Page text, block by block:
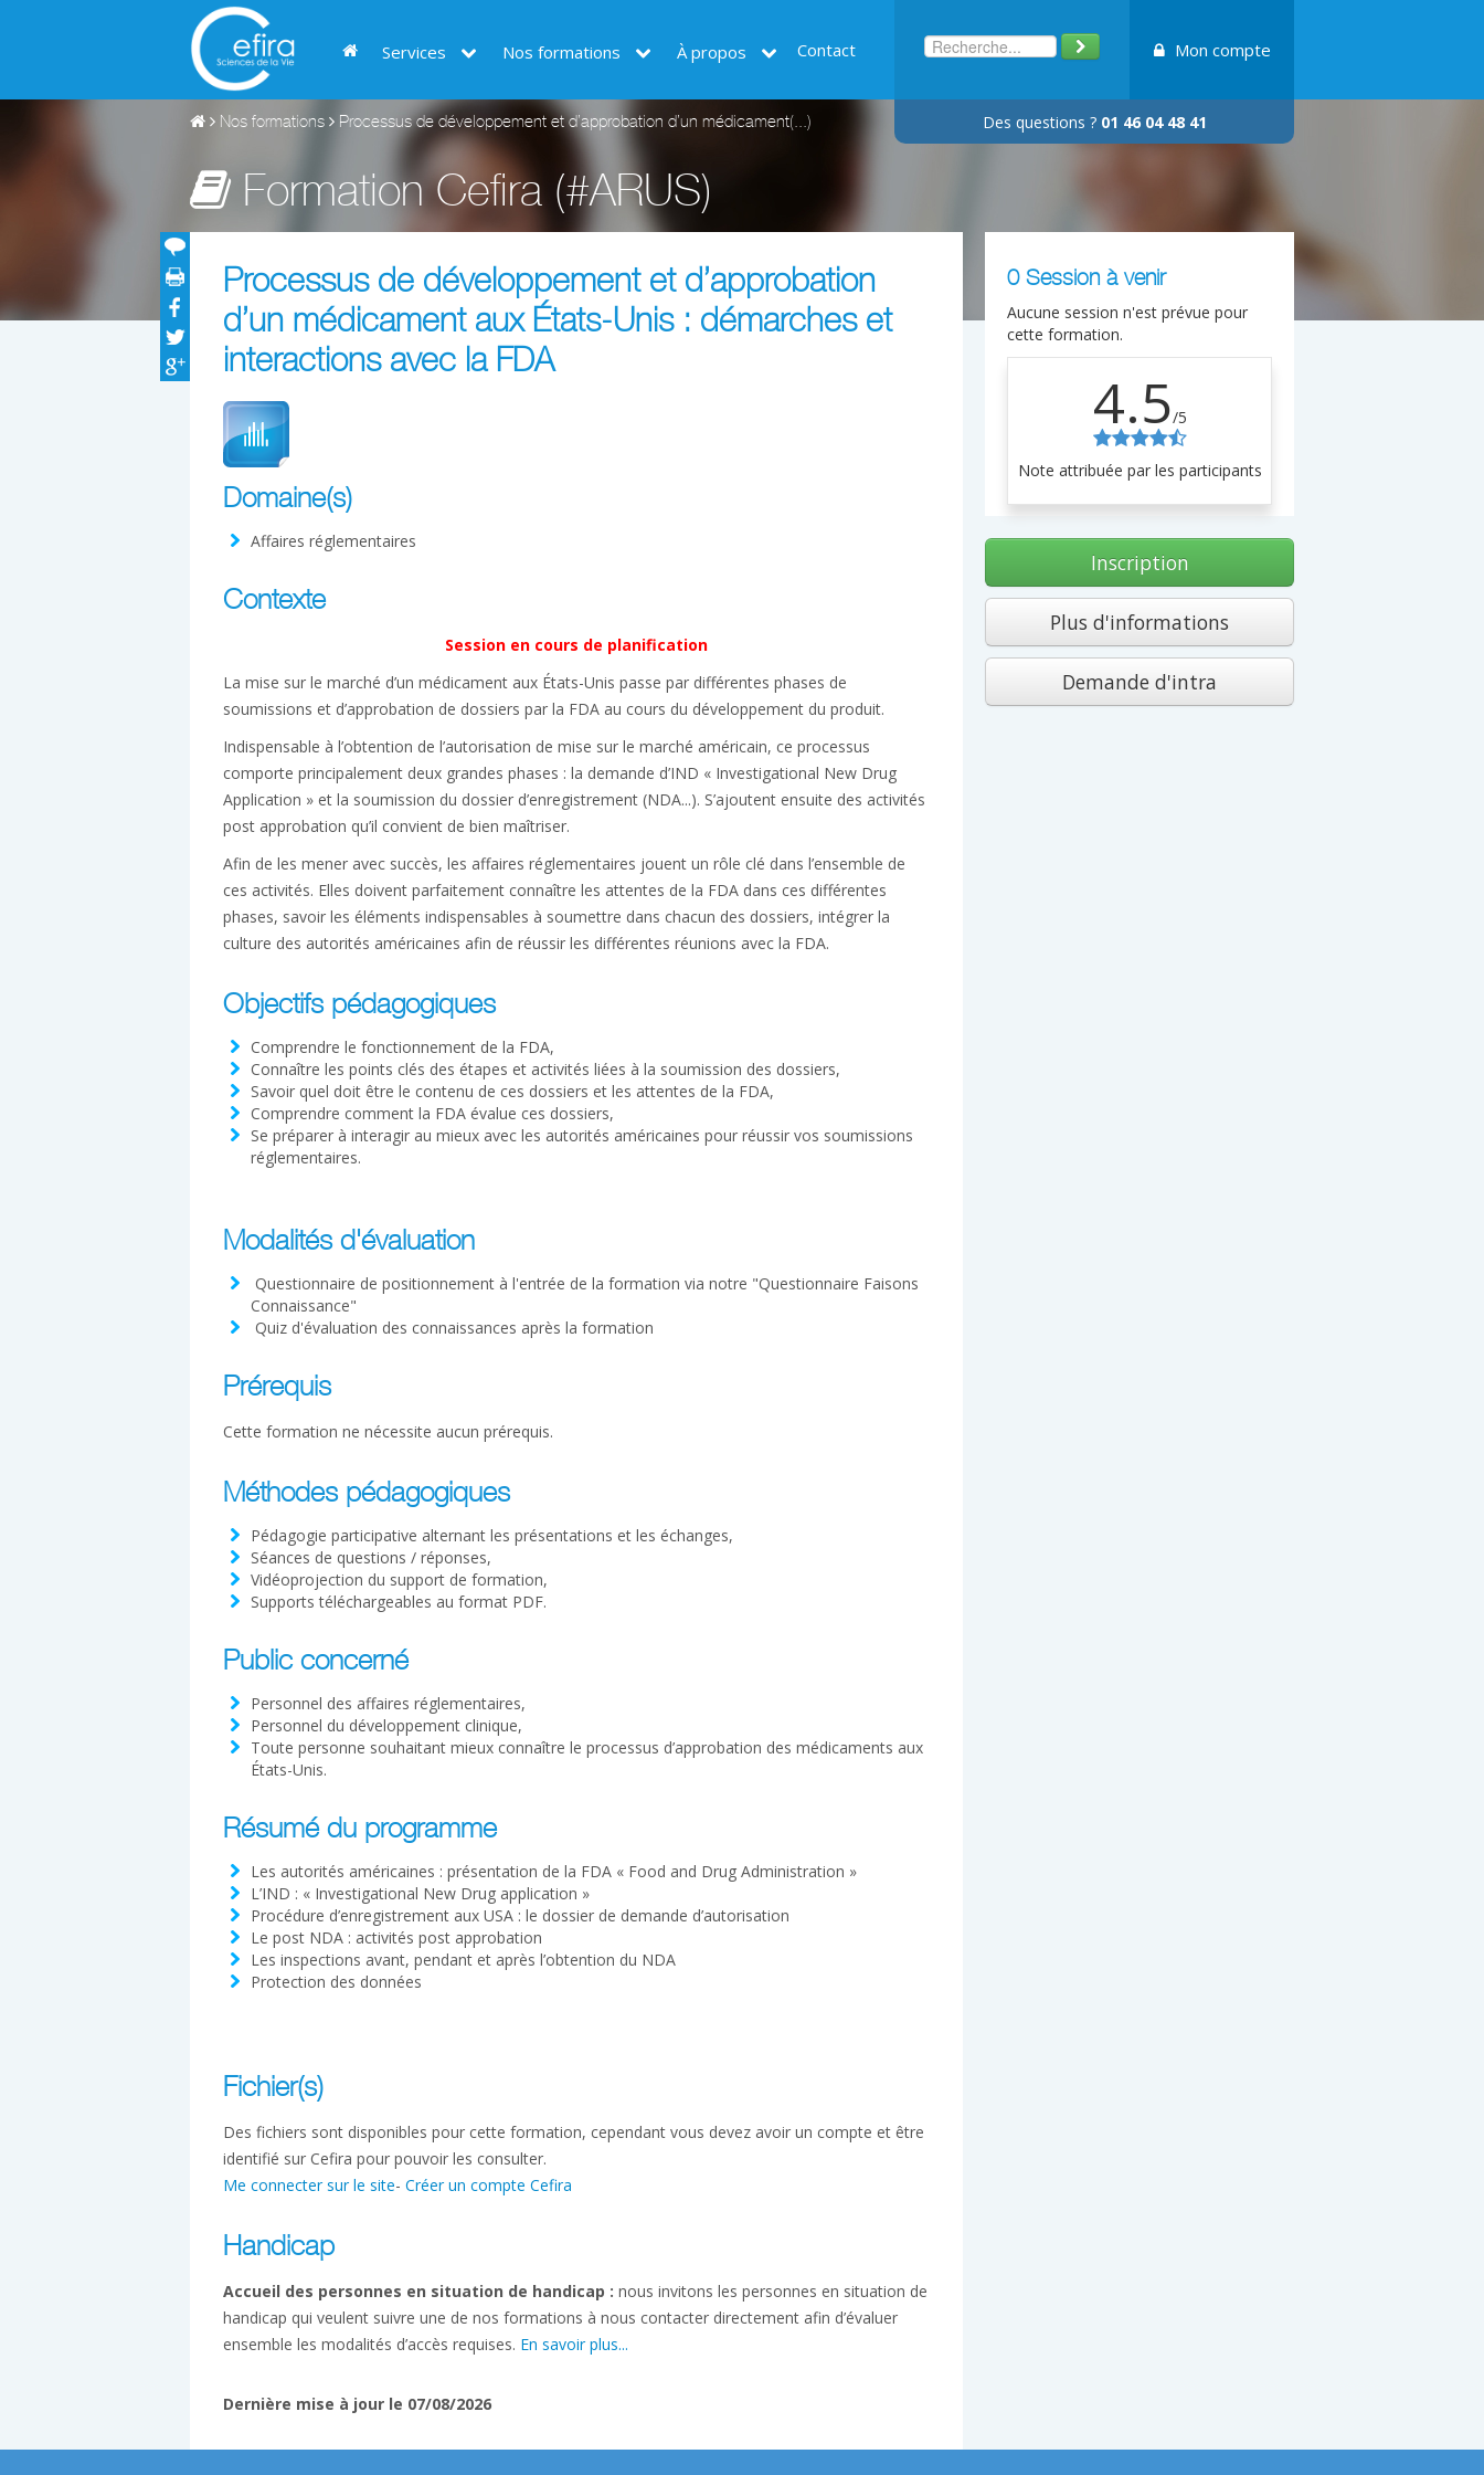
Services Nos formations À propos Contact Mon compte
Des questions ? 01 46 04 48 41
Nos formations Processus de développement et d’approbation d’un médicament(...)
Formation Cefira (#ARUS)
Processus de développement et d’approbation
d’un médicament aux États-Unis : démarches et
interactions avec la FDA
Domaine(s)
Affaires réglementaires
Contexte
Session en cours de planification
La mise sur le marché d’un médicament aux États-Unis passe par différentes phases de
soumissions et d’approbation de dossiers par la FDA au cours du développement du produit.
Indispensable à l’obtention de l’autorisation de mise sur le marché américain, ce processus
comporte principalement deux grandes phases : la demande d’IND « Investigational New Drug
Application » et la soumission du dossier d’enregistrement (NDA...). S’ajoutent ensuite des activités
post approbation qu’il convient de bien maîtriser.
Afin de les mener avec succès, les affaires réglementaires jouent un rôle clé dans l’ensemble de
ces activités. Elles doivent parfaitement connaître les attentes de la FDA dans ces différentes
phases, savoir les éléments indispensables à soumettre dans chacun des dossiers, intégrer la
culture des autorités américaines afin de réussir les différentes réunions avec la FDA.
Objectifs pédagogiques
Comprendre le fonctionnement de la FDA,
Connaître les points clés des étapes et activités liées à la soumission des dossiers,
Savoir quel doit être le contenu de ces dossiers et les attentes de la FDA,
Comprendre comment la FDA évalue ces dossiers,
Se préparer à interagir au mieux avec les autorités américaines pour réussir vos soumissions
réglementaires.
Modalités d'évaluation
Questionnaire de positionnement à l'entrée de la formation via notre "Questionnaire Faisons
Connaissance"
Quiz d'évaluation des connaissances après la formation
Prérequis
Cette formation ne nécessite aucun prérequis.
Méthodes pédagogiques
Pédagogie participative alternant les présentations et les échanges,
Séances de questions / réponses,
Vidéoprojection du support de formation,
Supports téléchargeables au format PDF.
Public concerné
Personnel des affaires réglementaires,
Personnel du développement clinique,
Toute personne souhaitant mieux connaître le processus d’approbation des médicaments aux
États-Unis.
Résumé du programme
Les autorités américaines : présentation de la FDA « Food and Drug Administration »
L’IND : « Investigational New Drug application »
Procédure d’enregistrement aux USA : le dossier de demande d’autorisation
Le post NDA : activités post approbation
Les inspections avant, pendant et après l’obtention du NDA
Protection des données
Fichier(s)
Des fichiers sont disponibles pour cette formation, cependant vous devez avoir un compte et être
identifié sur Cefira pour pouvoir les consulter.
Me connecter sur le site- Créer un compte Cefira
Handicap
Accueil des personnes en situation de handicap : nous invitons les personnes en situation de
handicap qui veulent suivre une de nos formations à nous contacter directement afin d’évaluer
ensemble les modalités d’accès requises. En savoir plus...
Dernière mise à jour le 07/08/2026
0 Session à venir
Aucune session n'est prévue pour
cette formation.
4.5/5
Note attribuée par les participants
Inscription
Plus d'informations
Demande d'intra